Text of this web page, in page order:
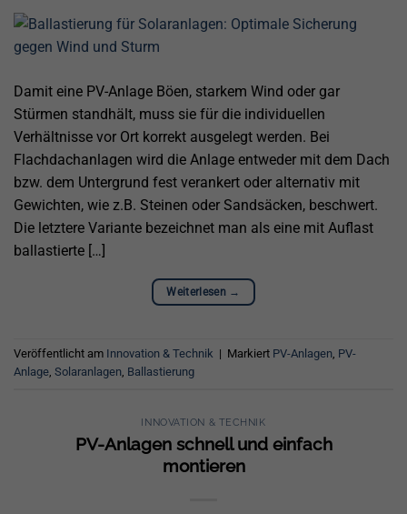
Damit eine PV-Anlage Böen, starkem Wind oder gar
Stürmen standhält, muss sie für die individuellen
Verhältnisse vor Ort korrekt ausgelegt werden. Bei
Flachdachanlagen wird die Anlage entweder mit dem Dach
bzw. dem Untergrund fest verankert oder alternativ mit
Gewichten, wie z.B. Steinen oder Sandsäcken, beschwert.
Die letztere Variante bezeichnet man als eine mit Auflast
ballastierte […]
Weiterlesen →
Veröffentlicht am Innovation & Technik | Markiert PV-Anlagen, PV-
Anlage, Solaranlagen, Ballastierung
INNOVATION & TECHNIK
PV-Anlagen schnell und einfach
montieren